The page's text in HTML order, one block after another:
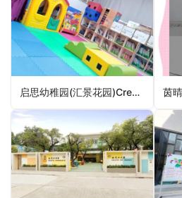
启思幼稚园(汇景花园)Creative Kindergarten (Sceneway Garden)（观塘区幼稚园）